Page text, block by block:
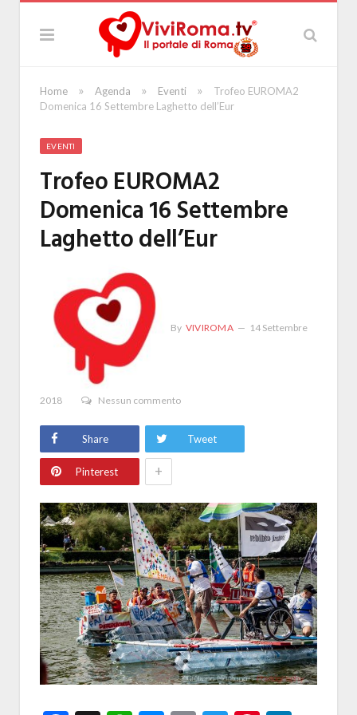
Home » Agenda » Eventi »
Trofeo EUROMA2
Domenica 16 Settembre Laghetto dell’Eur
EVENTI
Trofeo EUROMA2
Domenica 16 Settembre
Laghetto dell’Eur
By VIVIROMA 14 Settembre
2018 Nessun commento
Share Tweet
Pinterest +